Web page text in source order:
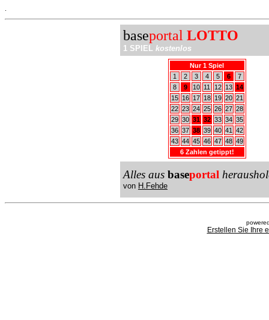
baseportal LOTTO
1 SPIEL kostenlos
Nur 1 Spiel
1
2 3 4 5 6
7
8
9 10 11 12 13 14
15
16 17 18 19 20 21
22 23 24 25 26 27 28
29 30 31 32 33 34 35
36 37 38 39 40 41
42
43 44 45 46 47 48 49
6 Zahlen getippt!
Alles aus baseportal
von H.Fehde
Erstellen Sie Ihre